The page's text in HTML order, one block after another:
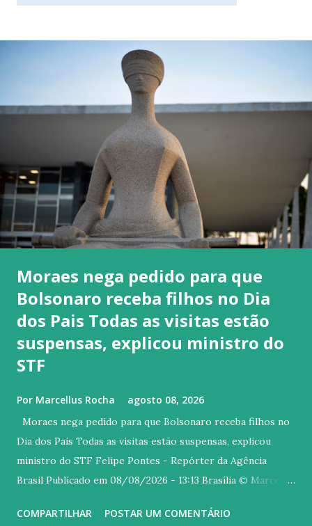
Moraes nega pedido para que
Bolsonaro receba filhos no Dia
dos Pais Todas as visitas estão
suspensas, explicou ministro do
STF
Por Marcellus Rocha agosto 08, 2026
Moraes nega pedido para que Bolsonaro receba filhos no
Dia dos Pais Todas as visitas estão suspensas, explicou
ministro do STF Felipe Pontes - Repórter da Agência
Brasil Publicado em 08/08/2026 - 13:13 Brasília © Marcello
Alexandre de Moraes, do Supremo Tribunal Federal (STF)
COMPARTILHAR POSTAR UM COMENTÁRIO